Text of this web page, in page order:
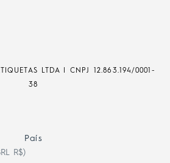
LTDA | CNPJ
12.863.194/0001-
38
País
R$)